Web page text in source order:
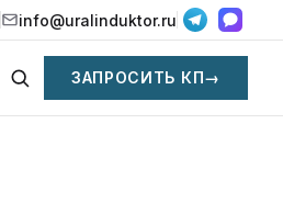
info@uralinduktor.ru
ЗАПРОСИТЬ КП→